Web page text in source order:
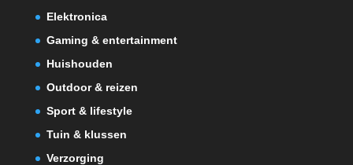
Elektronica
Gaming & entertainment
Huishouden
Outdoor & reizen
Sport & lifestyle
Tuin & klussen
Verzorging